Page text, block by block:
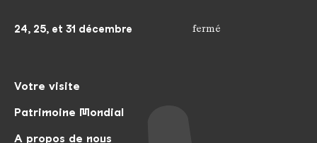
Votre visite
Patrimoine Mondial
A propos de nous
24, 25, et 31 décembre fermé